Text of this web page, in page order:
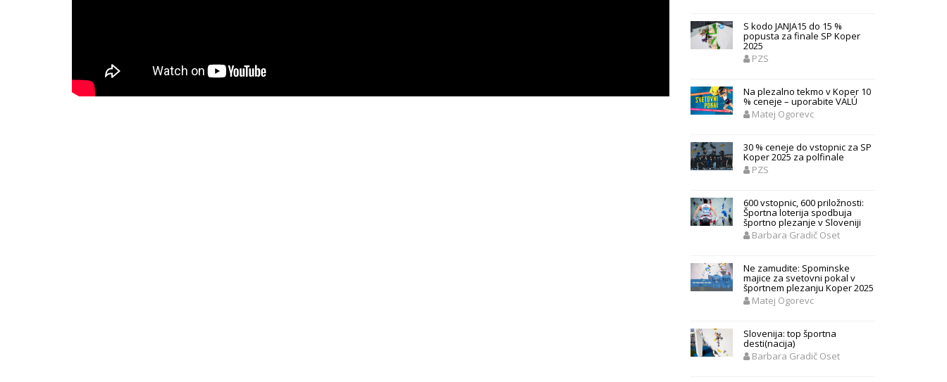
S kodo JANJA15 do 15 %
popusta za finale SP Koper
2025
PZS
Na plezalno tekmo v Koper 10
% ceneje – uporabite VALÚ
Matej Ogorevc
30 % ceneje do vstopnic za SP
Koper 2025 za polfinale
PZS
600 vstopnic, 600 priložnosti:
Športna loterija spodbuja
športno plezanje v Sloveniji
Barbara Gradič Oset
Ne zamudite: Spominske
majice za svetovni pokal v
športnem plezanju Koper 2025
Matej Ogorevc
Slovenija: top športna
desti(nacija)
Barbara Gradič Oset